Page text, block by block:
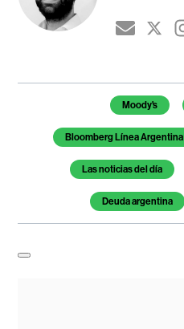
Temas de este artículo
Moody's
Bloomberg Línea Argentina
Las noticias del día
Deuda argentina